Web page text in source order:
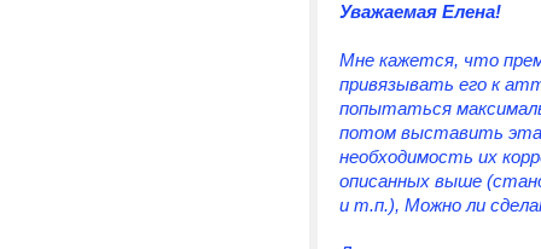
Уважаемая Елена!
Мне кажется, что
привязывать его к
попытаться
потом выставить
необходимость их
описанных выше
и т.п.), Можно ли